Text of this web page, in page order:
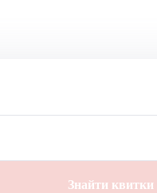
Знайти квитки